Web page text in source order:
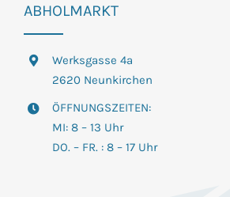
ABHOLMARKT
Werksgasse 4a
2620 Neunkirchen
ÖFFNUNGSZEITEN:
MI: 8 – 13 Uhr
DO. – FR. : 8 – 17 Uhr